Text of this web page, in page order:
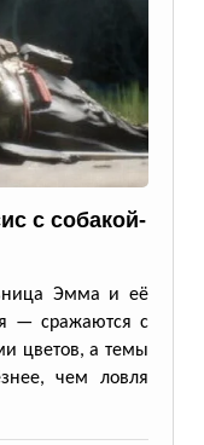
с собакой-
Эмма и её
— сражаются с
цветов, а темы
чем ловля